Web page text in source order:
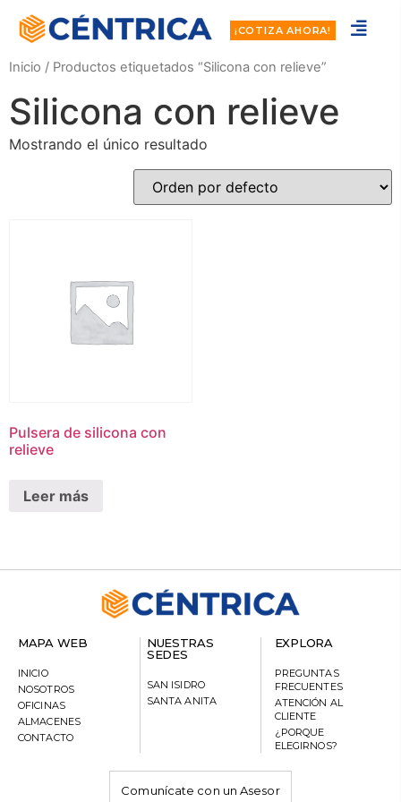
¡COTIZA AHORA!
Inicio / Productos etiquetados “Silicona con relieve”
Silicona con relieve
Mostrando el único resultado
Pulsera de silicona con
relieve
Leer más
MAPA WEB
INICIO
NOSOTROS
OFICINAS
ALMACENES
CONTACTO
NUESTRAS
SEDES
SAN ISIDRO
SANTA ANITA
EXPLORA
PREGUNTAS
FRECUENTES
ATENCIÓN AL
CLIENTE
¿PORQUE
ELEGIRNOS?
Comunícate con un Asesor